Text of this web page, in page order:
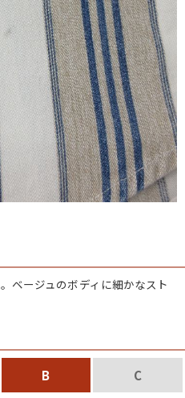
。ベージュのボディに細かなスト
B C